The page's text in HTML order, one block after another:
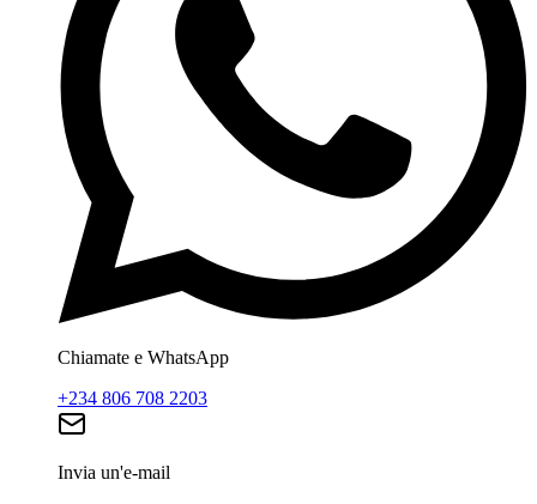
Chiamate e WhatsApp
+234 806 708 2203
Invia un'e-mail